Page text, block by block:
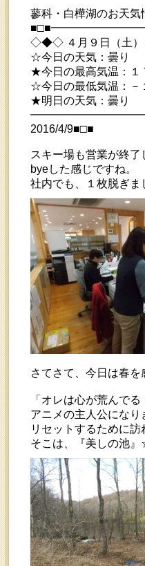
蓼科・白樺湖のお天気
◇◆◇ ４月９日（土
☆今日の天気：曇り
★今日の最高気温：
☆今日の最低気温：
★明日の天気：曇り
2016/4/9■□■
スキー場も営業が終
byeした感じですね。
社内でも、１枚脱ぎま
さてさて、今日は春を
「オレは心が荒んでる
アニメの主人公にな
リセットするために訪
そこは、『美しの池